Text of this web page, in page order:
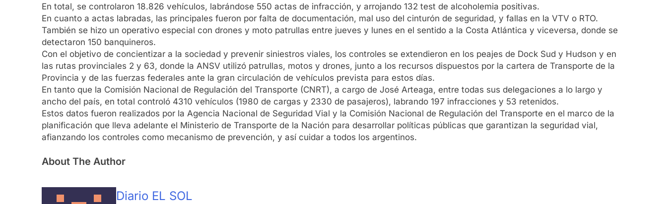
En total, se controlaron 18.826 vehículos, labrándose 550 actas de infracción, y arrojando 132 test de alcoholemia positivas.
En cuanto a actas labradas, las principales fueron por falta de documentación, mal uso del cinturón de seguridad, y fallas en la VTV o RTO.
También se hizo un operativo especial con drones y moto patrullas entre jueves y lunes en el sentido a la Costa Atlántica y viceversa, donde se
detectaron 150 banquineros.
Con el objetivo de concientizar a la sociedad y prevenir siniestros viales, los controles se extendieron en los peajes de Dock Sud y Hudson y en
las rutas provinciales 2 y 63, donde la ANSV utilizó patrullas, motos y drones, junto a los recursos dispuestos por la cartera de Transporte de la
Provincia y de las fuerzas federales ante la gran circulación de vehículos prevista para estos días.
En tanto que la Comisión Nacional de Regulación del Transporte (CNRT), a cargo de José Arteaga, entre todas sus delegaciones a lo largo y
ancho del país, en total controló 4310 vehículos (1980 de cargas y 2330 de pasajeros), labrando 197 infracciones y 53 retenidos.
Estos datos fueron realizados por la Agencia Nacional de Seguridad Vial y la Comisión Nacional de Regulación del Transporte en el marco de la
planificación que lleva adelante el Ministerio de Transporte de la Nación para desarrollar políticas públicas que garantizan la seguridad vial,
afianzando los controles como mecanismo de prevención, y así cuidar a todos los argentinos.
About The Author
Diario EL SOL